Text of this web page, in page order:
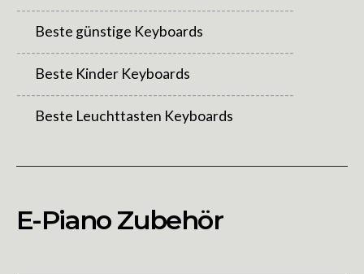
---------------------------------------------------------
Beste günstige Keyboards
---------------------------------------------------------
Beste Kinder Keyboards
---------------------------------------------------------
Beste Leuchttasten Keyboards
E-Piano Zubehör